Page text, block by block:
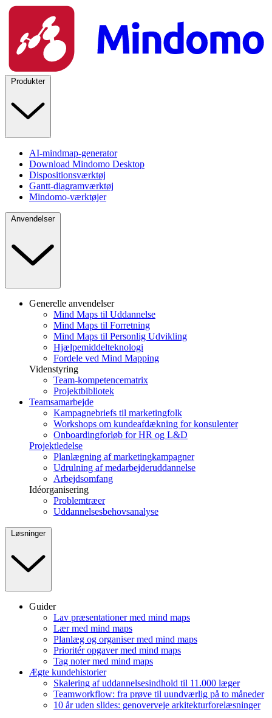
Produkter
AI-mindmap-generator
Download Mindomo Desktop
Dispositionsværktøj
Gantt-diagramværktøj
Mindomo-værktøjer
Anvendelser
Generelle anvendelser
Mind Maps til Uddannelse
Mind Maps til Forretning
Mind Maps til Personlig Udvikling
Hjælpemiddelteknologi
Fordele ved Mind Mapping
Videnstyring
Team-kompetencematrix
Projektbibliotek
Teamsamarbejde
Kampagnebriefs til marketingfolk
Workshops om kundeafdækning for konsulenter
Onboardingforløb for HR og L&D
Projektledelse
Planlægning af marketingkampagner
Udrulning af medarbejderuddannelse
Arbejdsomfang
Idéorganisering
Problemtræer
Uddannelsesbehovsanalyse
Løsninger
Guider
Lav præsentationer med mind maps
Lær med mind maps
Planlæg og organiser med mind maps
Prioritér opgaver med mind maps
Tag noter med mind maps
Ægte kundehistorier
Skalering af uddannelsesindhold til 11.000 læger
Teamworkflow: fra prøve til uundværlig på to måneder
10 år uden slides: genoverveje arkitekturforelæsninger